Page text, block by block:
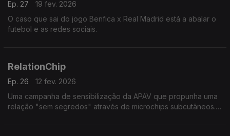
Ep. 27
19 fev. 2026
O caso que sai do jogo Benfica x Real Madrid está a abalar o
futebol e as redes sociais.
RelationChip
Ep. 26
12 fev. 2026
Uma campanha de sensibilização da APAV que propunha uma
relação "sem segredos" através de microchips subcutâneos.